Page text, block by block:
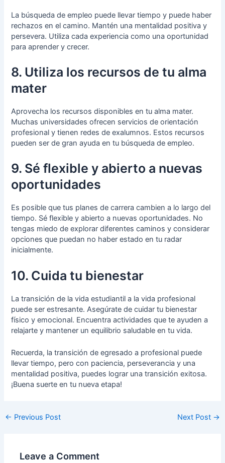
La búsqueda de empleo puede llevar tiempo y puede haber
rechazos en el camino. Mantén una mentalidad positiva y
persevera. Utiliza cada experiencia como una oportunidad
para aprender y crecer.
8. Utiliza los recursos de tu alma
mater
Aprovecha los recursos disponibles en tu alma mater.
Muchas universidades ofrecen servicios de orientación
profesional y tienen redes de exalumnos. Estos recursos
pueden ser de gran ayuda en tu búsqueda de empleo.
9. Sé flexible y abierto a nuevas
oportunidades
Es posible que tus planes de carrera cambien a lo largo del
tiempo. Sé flexible y abierto a nuevas oportunidades. No
tengas miedo de explorar diferentes caminos y considerar
opciones que puedan no haber estado en tu radar
inicialmente.
10. Cuida tu bienestar
La transición de la vida estudiantil a la vida profesional
puede ser estresante. Asegúrate de cuidar tu bienestar
físico y emocional. Encuentra actividades que te ayuden a
relajarte y mantener un equilibrio saludable en tu vida.
Recuerda, la transición de egresado a profesional puede
llevar tiempo, pero con paciencia, perseverancia y una
mentalidad positiva, puedes lograr una transición exitosa.
¡Buena suerte en tu nueva etapa!
← Previous Post Next Post →
Leave a Comment